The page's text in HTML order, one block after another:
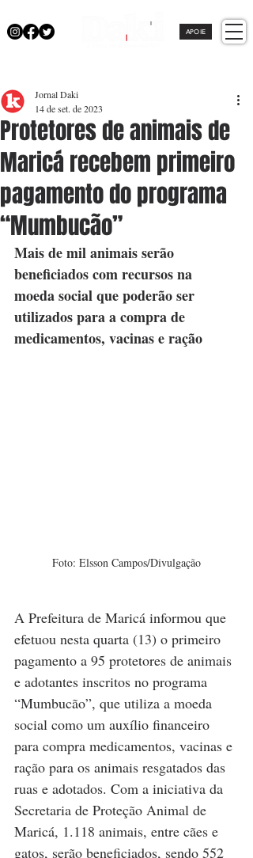
APOIE
Protetores de animais de
Maricá recebem primeiro
pagamento do programa
“Mumbucão”
Jornal Daki
14 de set. de 2023
Mais de mil animais serão
beneficiados com recursos na
moeda social que poderão ser
utilizados para a compra de
medicamentos, vacinas e ração
Foto: Elsson Campos/Divulgação
A Prefeitura de Maricá informou que
efetuou nesta quarta (13) o primeiro
pagamento a 95 protetores de animais
e adotantes inscritos no programa
“Mumbucão”, que utiliza a moeda
social como um auxílio financeiro
para compra medicamentos, vacinas e
ração para os animais resgatados das
ruas e adotados. Com a iniciativa da
Secretaria de Proteção Animal de
Maricá, 1.118 animais, entre cães e
gatos, serão beneficiados, sendo 552